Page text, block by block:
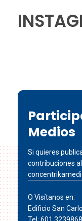
Medios
Si quieres
contribuciones
O Visítanos en:
Edificio San